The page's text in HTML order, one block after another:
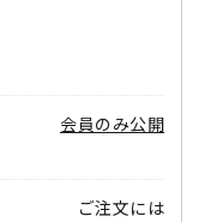
会員のみ公開
ご注文には